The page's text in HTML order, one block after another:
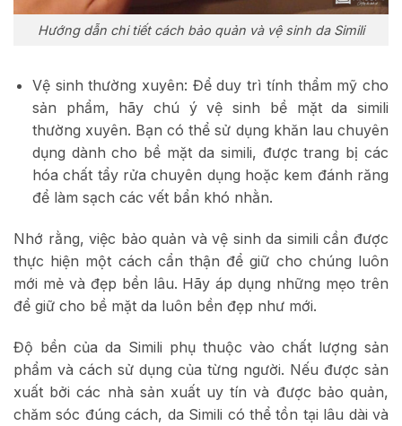
Hướng dẫn chi tiết cách bảo quản và vệ sinh da Simili
Vệ sinh thường xuyên: Để duy trì tính thẩm mỹ cho
sản phẩm, hãy chú ý vệ sinh bề mặt da simili
thường xuyên. Bạn có thể sử dụng khăn lau chuyên
dụng dành cho bề mặt da simili, được trang bị các
hóa chất tẩy rửa chuyên dụng hoặc kem đánh răng
để làm sạch các vết bẩn khó nhằn.
Nhớ rằng, việc bảo quản và vệ sinh da simili cần được
thực hiện một cách cẩn thận để giữ cho chúng luôn
mới mẻ và đẹp bền lâu. Hãy áp dụng những mẹo trên
để giữ cho bề mặt da luôn bền đẹp như mới.
Độ bền của da Simili phụ thuộc vào chất lượng sản
phẩm và cách sử dụng của từng người. Nếu được sản
xuất bởi các nhà sản xuất uy tín và được bảo quản,
chăm sóc đúng cách, da Simili có thể tồn tại lâu dài và